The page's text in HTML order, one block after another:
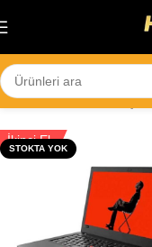
Skip to navigation
Ana Sayfa/Notebook/İş
STOKTA YOK
İkinci El